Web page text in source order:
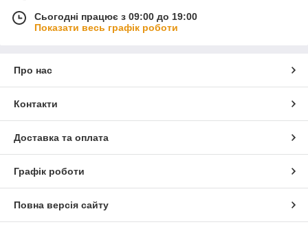
Сьогодні працює з 09:00 до 19:00
Показати весь графік роботи
Про нас
Контакти
Доставка та оплата
Графік роботи
Повна версія сайту